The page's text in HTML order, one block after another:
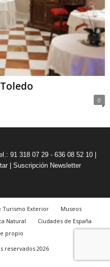
0
91 318 07 29 - 636 08 52 10 |
Suscripción Newsletter
Turismo Exterior
Museos
Natural
Ciudades de España
propio
reservados 2026